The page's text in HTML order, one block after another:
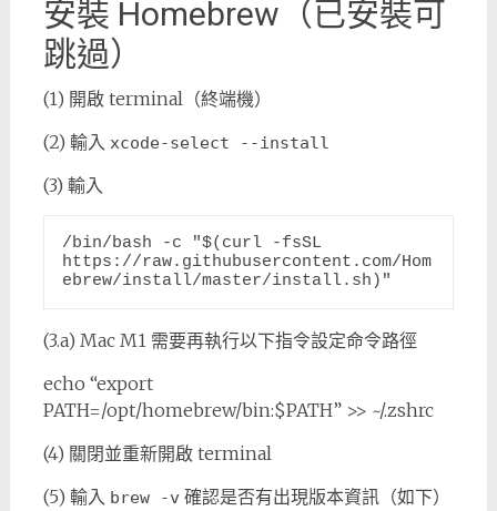
安裝 Homebrew（已安裝可
跳過）
(1) 開啟 terminal（終端機）
(2) 輸入 xcode-select --install
(3) 輸入
/bin/bash -c "$(curl -fsSL
https://raw.githubusercontent.com/Hom
ebrew/install/master/install.sh)"
(3.a) Mac M1 需要再執行以下指令設定命令路徑
echo “export
PATH=/opt/homebrew/bin:$PATH” >> ~/.zshrc
(4) 關閉並重新開啟 terminal
(5) 輸入 brew -v 確認是否有出現版本資訊（如下）